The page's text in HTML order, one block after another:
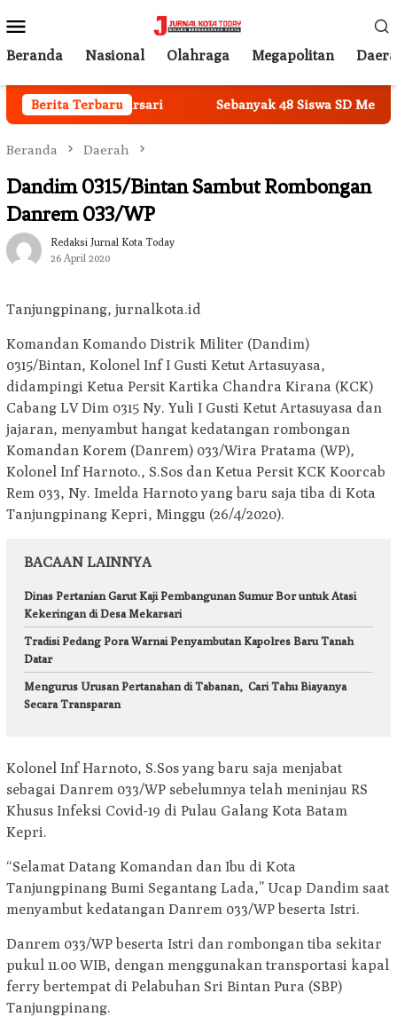
ke
kontenMobile
Beranda Nasional Olahraga Megapolitan
Berita Terbaru
di Desa Mekarsari Sebanyak 48 Siswa SD Mengikuti
Beranda Daerah
Dandim 0315/Bintan Sambut Rombongan
Danrem 033/WP
Redaksi Jurnal Kota Today
26 April 2020
­Tanjungpinang, jurnalkota.id
Komandan Komando Distrik Militer (Dandim)
0315/Bintan, Kolonel Inf I Gusti Ketut Artasuyasa,
didampingi Ketua Persit Kartika Chandra Kirana (KCK)
Cabang LV Dim 0315 Ny. Yuli I Gusti Ketut Artasuyasa dan
jajaran, menyambut hangat kedatangan rombongan
Komandan Korem (Danrem) 033/Wira Pratama (WP),
Kolonel Inf Harnoto., S.Sos dan Ketua Persit KCK Koorcab
Rem 033, Ny. Imelda Harnoto yang baru saja tiba di Kota
Tanjungpinang Kepri, Minggu (26/4/2020).
BACAAN LAINNYA
Dinas Pertanian Garut Kaji Pembangunan Sumur Bor untuk Atasi
Kekeringan di Desa Mekarsari
Tradisi Pedang Pora Warnai Penyambutan Kapolres Baru Tanah
Datar
Mengurus Urusan Pertanahan di Tabanan, Cari Tahu Biayanya
Secara Transparan
Kolonel Inf Harnoto, S.Sos yang baru saja menjabat
sebagai Danrem 033/WP sebelumnya telah meninjau RS
Khusus Infeksi Covid-19 di Pulau Galang Kota Batam
Kepri.
“Selamat Datang Komandan dan Ibu di Kota
Tanjungpinang Bumi Segantang Lada,” Ucap Dandim saat
menyambut kedatangan Danrem 033/WP beserta Istri.
Danrem 033/WP beserta Istri dan rombongan tiba sekitar
pukul 11.00 WIB, dengan menggunakan transportasi kapal
ferry bertempat di Pelabuhan Sri Bintan Pura (SBP)
Tanjungpinang.